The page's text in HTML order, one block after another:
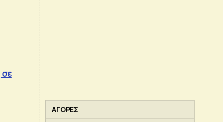
σε
ΑΓΟΡΕΣ